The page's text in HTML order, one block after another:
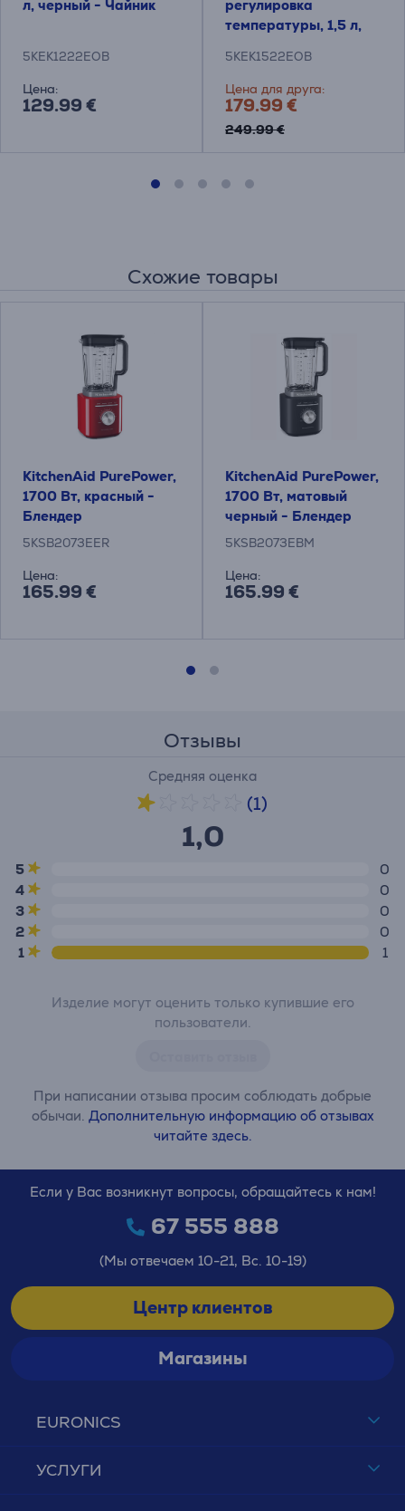
л, черный - Чайник
5KEK1222EOB
Цена:
129.99 €
pегулировка
температуры, 1,5 л,
5KEK1522EOB
Цена для друга:
179.99 €
249.99 €
Схожие товары
KitchenAid PurePower,
1700 Вт, красный -
Блендер
5KSB2073EER
Цена:
165.99 €
KitchenAid PurePower,
1700 Вт, матовый
черный - Блендер
5KSB2073EBM
Цена:
165.99 €
Отзывы
Средняя оценка
(1)
1,0
5
0
4
0
3
0
2
0
1
1
Изделие могут оценить только купившие его
пользователи.
При написании отзыва просим соблюдать добрые
обычаи. Дополнительную информацию об отзывах
читайте здесь.
EURONICS
УСЛУГИ
Если у Вас возникнут вопросы, обращайтесь к нам!
67 555 888
(Мы отвечаем 10-21, Вс. 10-19)
Центр клиентов
Магазины